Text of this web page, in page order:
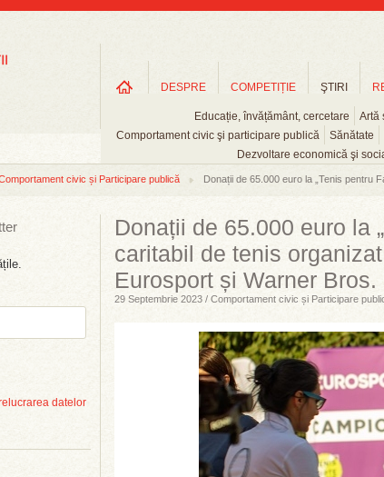
DESPRE COMPETIȚIE ŞTIRI
Educație, învățământ, cercetare Artă
Comportament civic şi participare publică
Sănătate
Dezvoltare economică şi
civic și Participare publică Donații de 65.000 euro la „Tenis pentru
datelor
Donații de 65.000 euro la
caritabil de tenis
Eurosport și Warner
29 Septembrie 2023 / Comportament civic și Participare